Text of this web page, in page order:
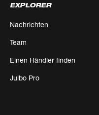
EXPLORER
Nachrichten
Team
Einen Händler finden
Julbo Pro